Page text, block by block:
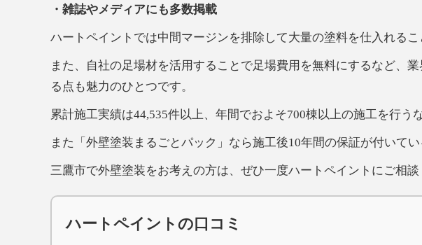
・雑誌やメディアにも多数掲載
ハートペイントでは中間マージンを排除して大量の塗料を仕入れるこ
また、自社の足場材を活用することで足場費用を無料にするなど、
る点も魅力のひとつです。
累計施工実績は44,535件以上、年間でおよそ700棟以上の施工を行う
また「外壁塗装まるごとパック」なら施工後10年間の保証が付いてい
三鷹市で外壁塗装をお考えの方は、ぜひ一度ハートペイントにご相談
ハートペイントの口コミ